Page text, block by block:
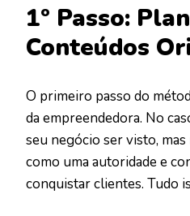
1º Passo:
Conteúdos
O primeiro passo do
da empreendedora. No
seu negócio ser visto,
como uma autoridade e
conquistar clientes. Tudo